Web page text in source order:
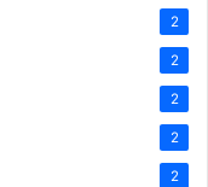
2
2
2
2
2